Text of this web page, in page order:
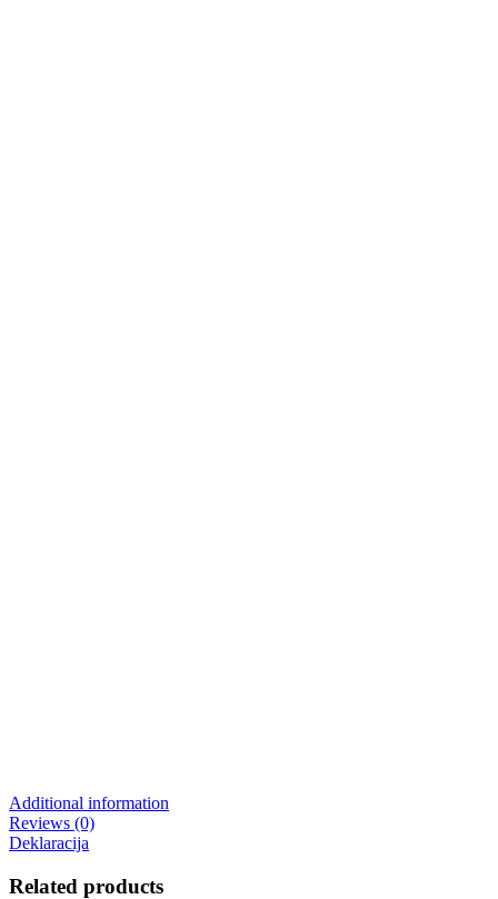
Additional information
Reviews (0)
Deklaracija
Related products